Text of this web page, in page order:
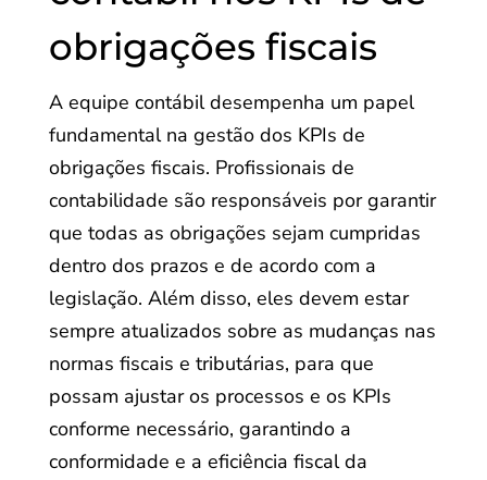
obrigações fiscais
A equipe contábil desempenha um papel
fundamental na gestão dos KPIs de
obrigações fiscais. Profissionais de
contabilidade são responsáveis por garantir
que todas as obrigações sejam cumpridas
dentro dos prazos e de acordo com a
legislação. Além disso, eles devem estar
sempre atualizados sobre as mudanças nas
normas fiscais e tributárias, para que
possam ajustar os processos e os KPIs
conforme necessário, garantindo a
conformidade e a eficiência fiscal da